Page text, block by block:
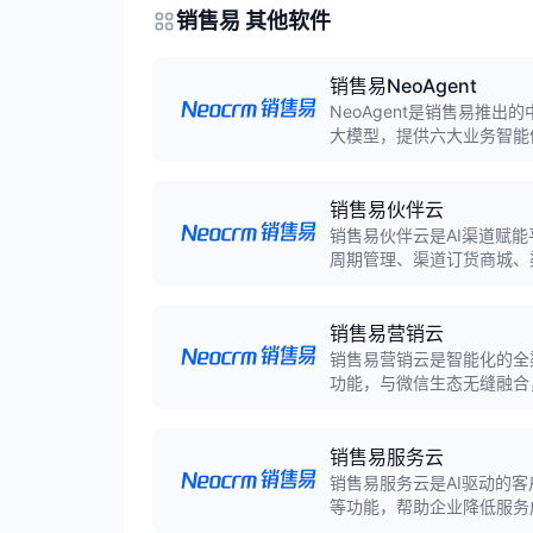
销售易 其他软件
销售易NeoAgent
NeoAgent是销售易推出的
大模型，提供六大业务智
销售易伙伴云
销售易伙伴云是AI渠道赋
周期管理、渠道订货商城
销售易营销云
销售易营销云是智能化的
功能，与微信生态无缝融
销售易服务云
销售易服务云是AI驱动的
等功能，帮助企业降低服